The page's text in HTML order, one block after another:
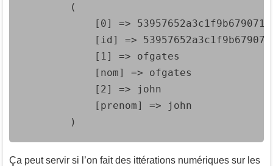
        (
[0] =>
[id] =>
            [1] => ofgates
            [nom] => ofgates
            [2] => john
            [prenom] => john
        )
Ça peut servir si l’on fait des ittérations numériques sur les